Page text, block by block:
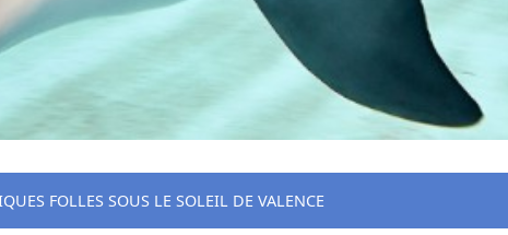
FOLLES SOUS LE SOLEIL DE VALENCE